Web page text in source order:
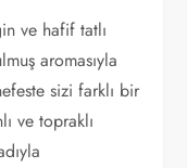
ve hafif tatlı
aromasıyla
sizi farklı bir
ve topraklı